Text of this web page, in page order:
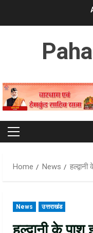
Primary
Home
News
News उत्तराखंड